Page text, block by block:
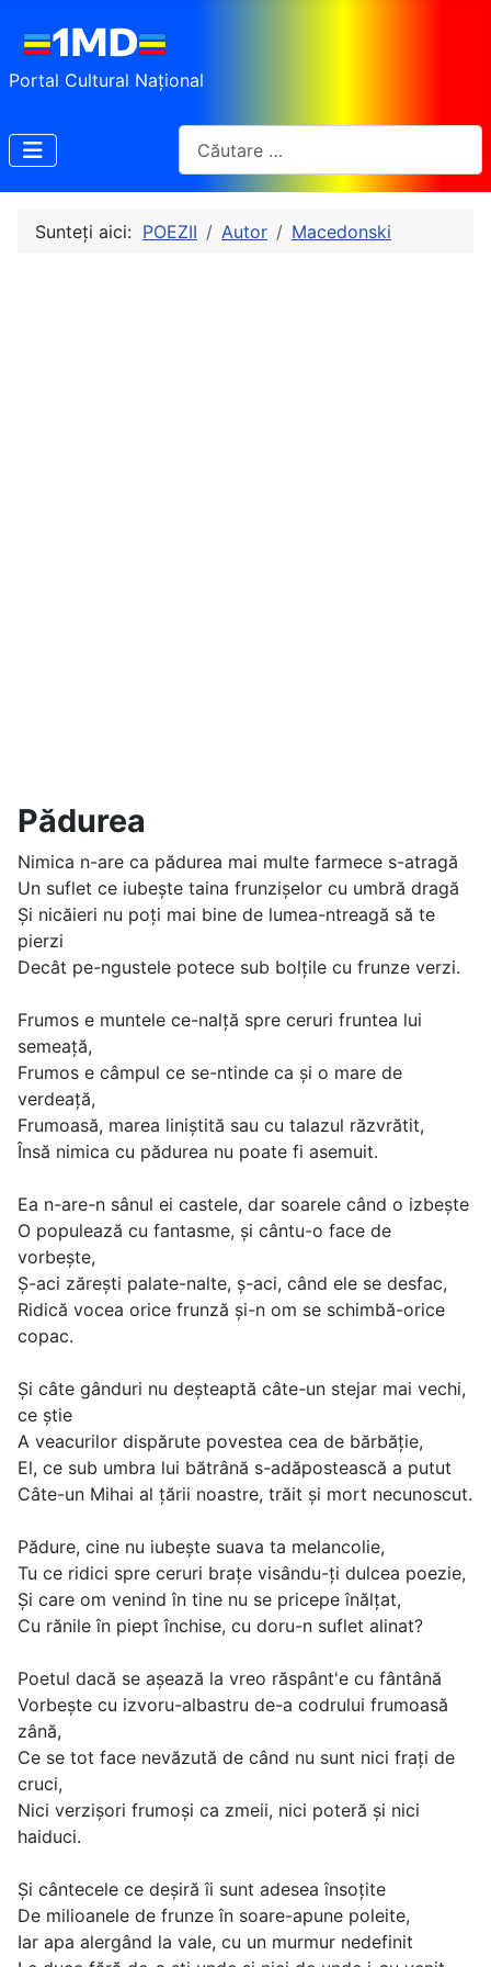
Portal Cultural Național
Sunteți aici: POEZII Autor Macedonski
Pădurea
Nimica n-are ca pădurea mai multe farmece s-atragă
Un suflet ce iubește taina frunzișelor cu umbră dragă
Și nicăieri nu poți mai bine de lumea-ntreagă să te
pierzi
Decât pe-ngustele potece sub bolțile cu frunze verzi.
Frumos e muntele ce-nalță spre ceruri fruntea lui
semeață,
Frumos e câmpul ce se-ntinde ca și o mare de
verdeață,
Frumoasă, marea liniștită sau cu talazul răzvrătit,
Însă nimica cu pădurea nu poate fi asemuit.
Ea n-are-n sânul ei castele, dar soarele când o izbește
O populează cu fantasme, și cântu-o face de
vorbește,
Ș-aci zărești palate-nalte, ș-aci, când ele se desfac,
Ridică vocea orice frunză și-n om se schimbă-orice
copac.
Și câte gânduri nu deșteaptă câte-un stejar mai vechi,
ce știe
A veacurilor dispărute povestea cea de bărbăție,
El, ce sub umbra lui bătrână s-adăpostească a putut
Câte-un Mihai al țării noastre, trăit și mort necunoscut.
Pădure, cine nu iubește suava ta melancolie,
Tu ce ridici spre ceruri brațe visându-ți dulcea poezie,
Și care om venind în tine nu se pricepe înălțat,
Cu rănile în piept închise, cu doru-n suflet alinat?
Poetul dacă se așează la vreo răspânt'e cu fântână
Vorbește cu izvoru-albastru de-a codrului frumoasă
zână,
Ce se tot face nevăzută de când nu sunt nici frați de
cruci,
Nici verzișori frumoși ca zmeii, nici poteră și nici
haiduci.
Și cântecele ce deșiră îi sunt adesea însoțite
De milioanele de frunze în soare-apune poleite,
Iar apa alergând la vale, cu un murmur nedefinit